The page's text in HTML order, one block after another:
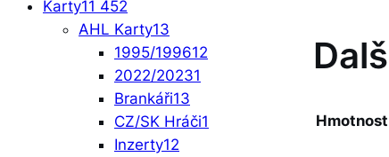
Karty11 452
AHL Karty13
1995/199612
2022/20231
Brankáři13
CZ/SK Hráči1
Inzerty12
Hmotnost